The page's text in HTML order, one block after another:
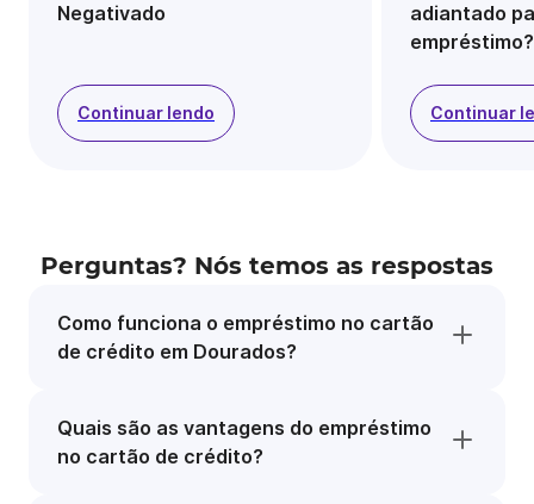
Negativado
Continuar lendo
adiantado
empréstimo?
Continuar
Perguntas? Nós temos as respostas
Como funciona o empréstimo no cartão
de crédito em Dourados?
Quais são as vantagens do empréstimo
no cartão de crédito?